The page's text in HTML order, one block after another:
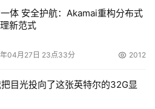
缓存大小是决定盘阵性能最优
块的大小需求是不同的，只有为
小，才能使整个应用系统的性能
了4个主机通道用于直接连接
成本范围内实现中小型的SAN架
体 安全护航：Akamai重构分布式
新范式
04月27日 23点33分 2012
目光投向了这张英特尔的32G显